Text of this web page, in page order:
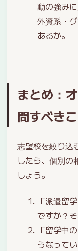
動の強み
外資系・
あるか。
まとめ：
問すべき
志望校を絞り込
したら、個別の
しょう。
「派遣留
ですか？
「留学中
うなって